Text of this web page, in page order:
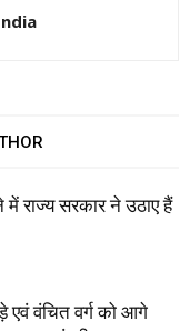
में राज्य सरकार ने उठाए हैं
एवं वंचित वर्ग को आगे